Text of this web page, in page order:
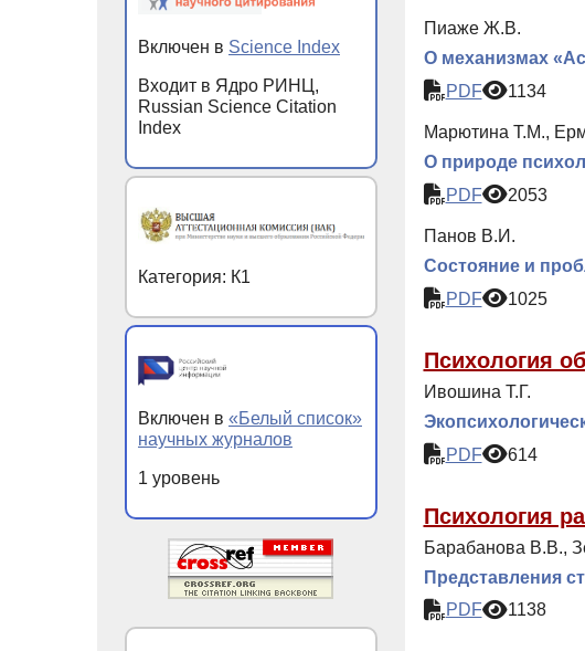
Пиаже Ж.В.
О механизмах
PDF
1134
Марютина Т.М.,
О природе
PDF
2053
Панов В.И.
Состояние и
PDF
1025
Психология
Ивошина Т.Г.
PDF
614
Психология
Барабанова В.В.,
Представления
PDF
1138
Включен в Science Index
Входит в Ядро РИНЦ,
Russian Science Citation
Index
Категория: К1
Включен в «Белый список»
научных журналов
1 уровень